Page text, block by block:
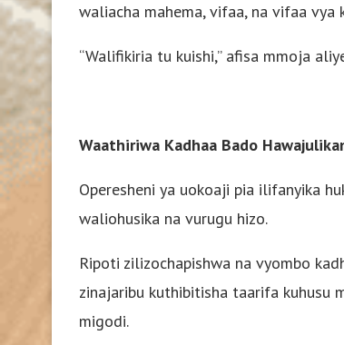
waliacha mahema, vifaa, na vifaa
“Walifikiria tu kuishi,” afisa mmoja
Waathiriwa Kadhaa Bado
Operesheni ya uokoaji pia ilifanyika
waliohusika na vurugu hizo.
Ripoti zilizochapishwa na vyombo
zinajaribu kuthibitisha taarifa kuhusu
migodi.